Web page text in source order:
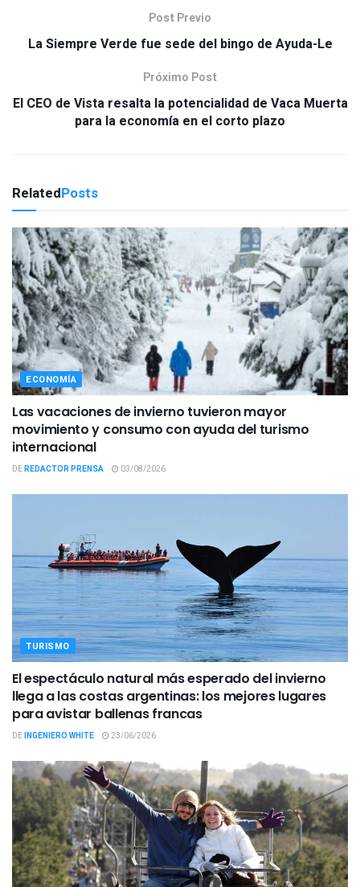
Post Previo
La Siempre Verde fue sede del bingo de Ayuda-Le
Próximo Post
El CEO de Vista resalta la potencialidad de Vaca Muerta
para la economía en el corto plazo
RelatedPosts
ECONOMÍA
Las vacaciones de invierno tuvieron mayor
movimiento y consumo con ayuda del turismo
internacional
DEREDACTOR PRENSA 03/08/2026
TURISMO
El espectáculo natural más esperado del invierno
llega a las costas argentinas: los mejores lugares
para avistar ballenas francas
DEINGENIERO WHITE 23/06/2026